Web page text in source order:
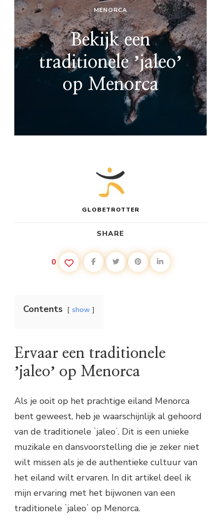
MENORCA
Bekijk een
traditionele ʼjaleoʼ
op Menorca
GLOBETROTTER
SHARE
0
Contents show
Ervaar een traditionele
ʼjaleoʼ op Menorca
Als je ooit op het prachtige eiland Menorca
bent geweest, heb je waarschijnlijk al gehoord
van de traditionele ʼjaleoʼ. Dit is een unieke
muzikale en dansvoorstelling die je zeker niet
wilt missen als je de authentieke cultuur van
het eiland wilt ervaren. In dit artikel deel ik
mijn ervaring met het bijwonen van een
traditionele ʼjaleoʼ op Menorca.